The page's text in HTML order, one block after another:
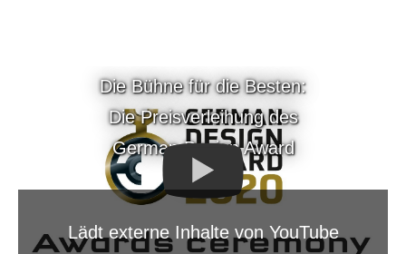
Die Bühne für die Besten:
Die Preisverleihung des
German Design Award
2020
Lädt externe Inhalte von YouTube